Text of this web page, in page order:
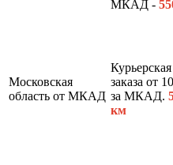
МКАД -
Московская
область от МКАД
заказа от
за МКАД.
км